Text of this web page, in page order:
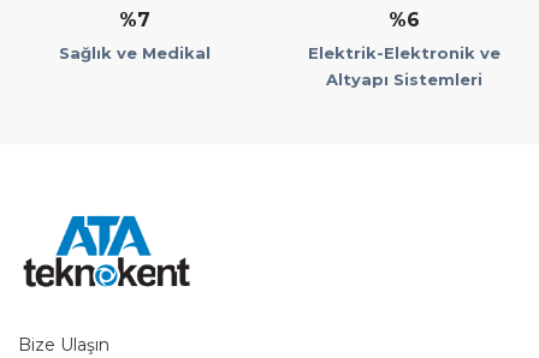
%7
Sağlık ve Medikal
%6
Elektrik-Elektronik ve
Altyapı Sistemleri
Bize Ulaşın